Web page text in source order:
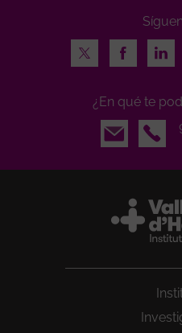
Twitter
Facebook
¿En qué te
Email